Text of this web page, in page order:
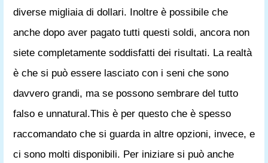
diverse migliaia di dollari. Inoltre è possibile che
anche dopo aver pagato tutti questi soldi, ancora non
siete completamente soddisfatti dei risultati. La realtà
è che si può essere lasciato con i seni che sono
davvero grandi, ma se possono sembrare del tutto
falso e unnatural.This è per questo che è spesso
raccomandato che si guarda in altre opzioni, invece, e
ci sono molti disponibili. Per iniziare si può anche